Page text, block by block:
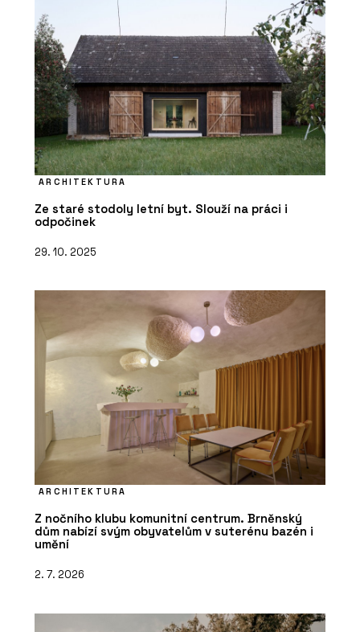
ARCHITEKTURA
Ze staré stodoly letní byt. Slouží na práci i
odpočinek
29. 10. 2025
ARCHITEKTURA
Z nočního klubu komunitní centrum. Brněnský
dům nabízí svým obyvatelům v suterénu bazén i
umění
2. 7. 2026